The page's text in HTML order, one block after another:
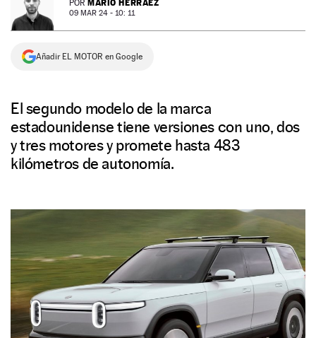
NEWSLETTER
SÍGUENOS
POR MARIO HERRÁEZ
09 MAR 24 - 10: 11
Añadir EL MOTOR en Google
El segundo modelo de la marca
estadounidense tiene versiones con uno, dos
y tres motores y promete hasta 483
kilómetros de autonomía.